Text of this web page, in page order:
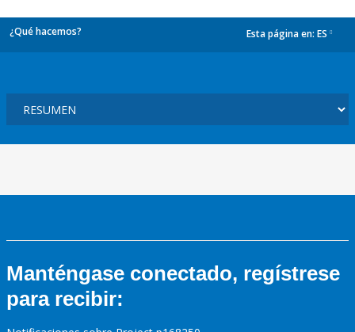
¿Qué hacemos? Esta página en: ES
Manténgase conectado, regístrese
para recibir: